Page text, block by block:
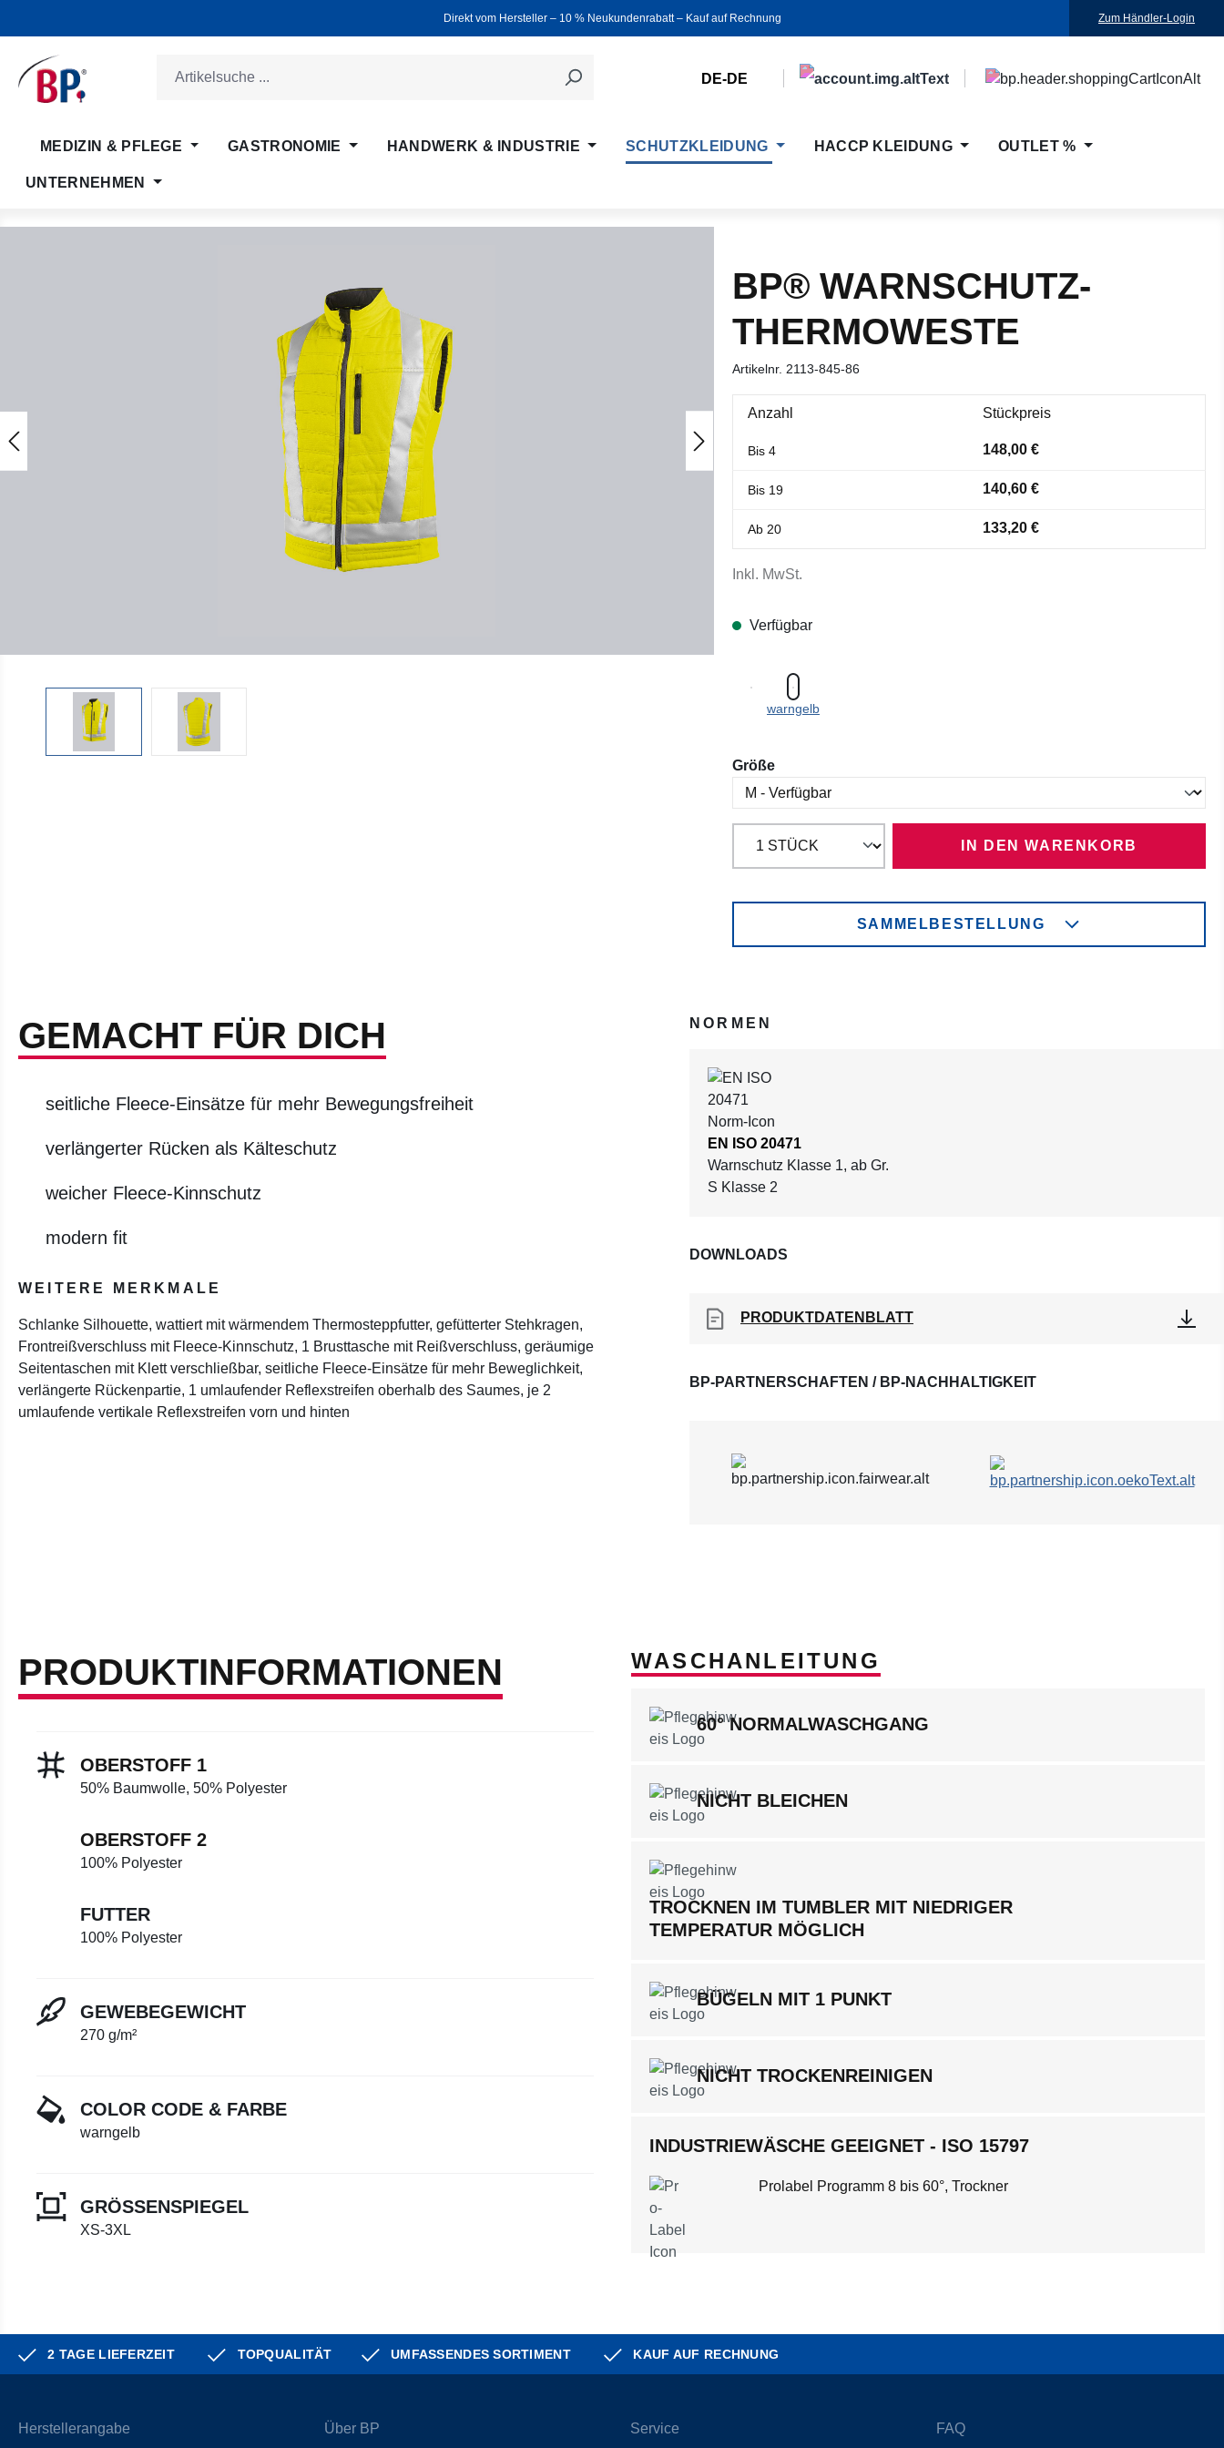
Direkt vom Hersteller ‒ 10 % Neukundenrabatt ‒ Kauf auf Rechnung Zum Händler-Login
DE-DE
MEDIZIN & PFLEGE GASTRONOMIE HANDWERK & INDUSTRIE SCHUTZKLEIDUNG HACCP KLEIDUNG OUTLET %
UNTERNEHMEN
BP® WARNSCHUTZ-
THERMOWESTE
Artikelnr. 2113-845-86
Anzahl Stückpreis
Bis 4 148,00 €
Bis 19 140,60 €
Ab 20 133,20 €
Inkl. MwSt.
Verfügbar
warngelb
Größeauswählen
IN DEN WARENKORB
SAMMELBESTELLUNG
GEMACHT FÜR DICH
seitliche Fleece-Einsätze für mehr Bewegungsfreiheit
verlängerter Rücken als Kälteschutz
weicher Fleece-Kinnschutz
modern fit
WEITERE MERKMALE
Schlanke Silhouette, wattiert mit wärmendem Thermosteppfutter, gefütterter Stehkragen,
Frontreißverschluss mit Fleece-Kinnschutz, 1 Brusttasche mit Reißverschluss, geräumige
Seitentaschen mit Klett verschließbar, seitliche Fleece-Einsätze für mehr Beweglichkeit,
verlängerte Rückenpartie, 1 umlaufender Reflexstreifen oberhalb des Saumes, je 2
umlaufende vertikale Reflexstreifen vorn und hinten
NORMEN
EN ISO 20471
Warnschutz Klasse 1, ab Gr.
S Klasse 2
DOWNLOADS
PRODUKTDATENBLATT
BP-PARTNERSCHAFTEN / BP-NACHHALTIGKEIT
PRODUKTINFORMATIONEN
OBERSTOFF 1
50% Baumwolle, 50% Polyester
OBERSTOFF 2
100% Polyester
FUTTER
100% Polyester
GEWEBEGEWICHT
270 g/m²
COLOR CODE & FARBE
warngelb
GRÖSSENSPIEGEL
XS-3XL
WASCHANLEITUNG
60° NORMALWASCHGANG
NICHT BLEICHEN
TROCKNEN IM TUMBLER MIT NIEDRIGER
TEMPERATUR MÖGLICH
BÜGELN MIT 1 PUNKT
NICHT TROCKENREINIGEN
INDUSTRIEWÄSCHE GEEIGNET - ISO 15797
Prolabel Programm 8 bis 60°, Trockner
2 TAGE LIEFERZEIT TOPQUALITÄT UMFASSENDES SORTIMENT KAUF AUF RECHNUNG
Herstellerangabe Über BP Service FAQ